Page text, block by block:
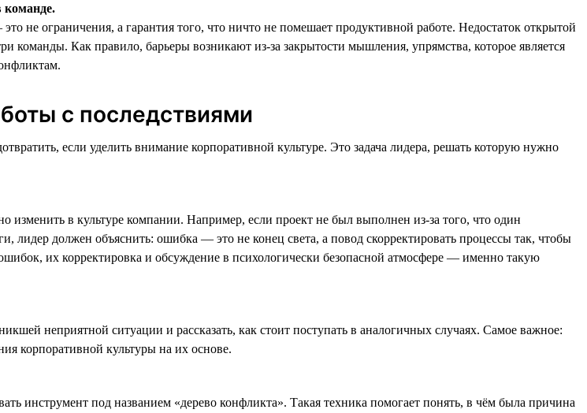
команде.
не ограничения, а гарантия того, что ничто не помешает продуктивной работе. Недостаток открытой
команды. Как правило, барьеры возникают из-за закрытости мышления, упрямства, которое является
с последствиями
если уделить внимание корпоративной культуре. Это задача лидера, решать которую нужно
изменить в культуре компании. Например, если проект не был выполнен из-за того, что один
лидер должен объяснить: ошибка — это не конец света, а повод скорректировать процессы так, чтобы
их корректировка и обсуждение в психологически безопасной атмосфере — именно такую
неприятной ситуации и рассказать, как стоит поступать в аналогичных случаях. Самое важное:
корпоративной культуры на их основе.
инструмент под названием «дерево конфликта». Такая техника помогает понять, в чём была причина